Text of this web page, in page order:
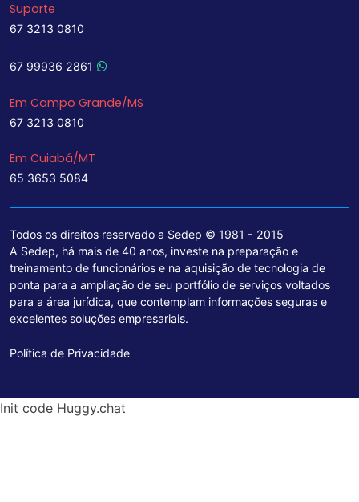
Suporte
67 3213 0810
67 99936 2861
Em Campo Grande/MS
67 3213 0810
Em Cuiabá/MT
65 3653 5084
Todos os direitos reservado a Sedep © 1981 - 2015
A Sedep, há mais de 40 anos, investe na preparação e
treinamento de funcionários e na aquisição de tecnologia de
ponta para a ampliação de seu portfólio de serviços voltados
para a área jurídica, que contemplam informações seguras e
excelentes soluções empresariais.
Política de Privacidade
Init code Huggy.chat